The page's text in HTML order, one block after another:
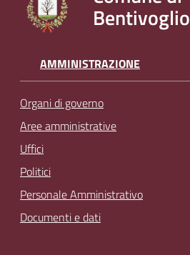
Tutti
gli
Seguici
su
Bentivoglio
AMMINISTRAZIONE
Organi di governo
Aree amministrative
Uffici
Politici
Personale Amministrativo
Documenti e dati